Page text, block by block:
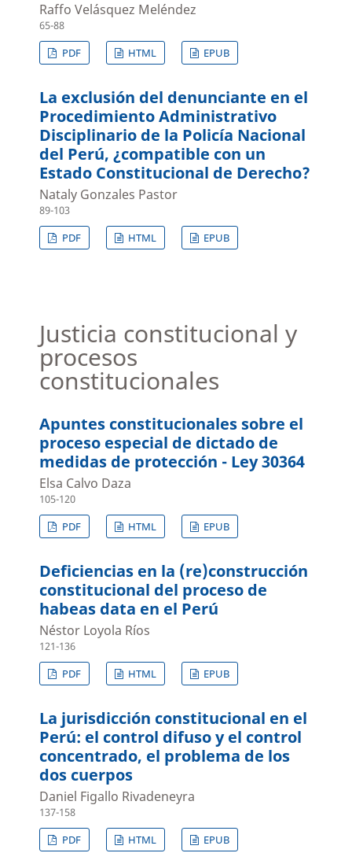
Raffo Velásquez Meléndez
65-88
PDF
HTML EPUB
La exclusión del denunciante en el
Procedimiento Administrativo
Disciplinario de la Policía Nacional
del Perú, ¿compatible con un
Estado Constitucional de Derecho?
Nataly Gonzales Pastor
89-103
PDF
HTML EPUB
Justicia constitucional y
procesos
constitucionales
Apuntes constitucionales sobre el
proceso especial de dictado de
medidas de protección - Ley 30364
Elsa Calvo Daza
105-120
PDF
HTML EPUB
Deficiencias en la (re)construcción
constitucional del proceso de
habeas data en el Perú
Néstor Loyola Ríos
121-136
PDF
HTML EPUB
La jurisdicción constitucional en el
Perú: el control difuso y el control
concentrado, el problema de los
dos cuerpos
Daniel Figallo Rivadeneyra
137-158
PDF
HTML EPUB